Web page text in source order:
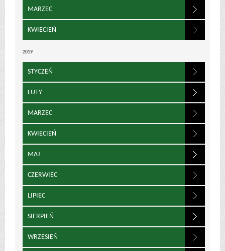
MARZEC
KWIECIEŃ
2019
STYCZEŃ
LUTY
MARZEC
KWIECIEŃ
MAJ
CZERWIEC
LIPIEC
SIERPIEŃ
WRZESIEŃ